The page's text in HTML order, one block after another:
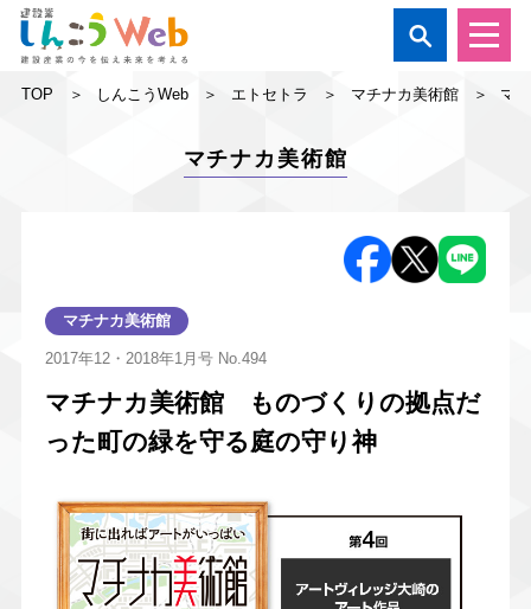

TOP しんこうWeb エトセトラ マチナカ美術館 マ
マチナカ美術館
マチナカ美術館
2017年12・2018年1月号No.494
マチナカ美術館 ものづくりの拠点だ
った町の緑を守る庭の守り神